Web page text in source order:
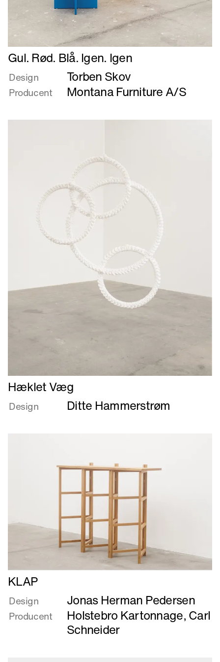
Læs
mere
om
Gul.
Rød.
Igen.
Gul. Rød. Blå. Igen. Igen
Design Torben Skov
Producent Montana Furniture A/S
Læs
mere
om
Hæklet Væg
Design Ditte Hammerstrøm
Læs
mere
om
KLAP
KLAP
Design Jonas Herman Pedersen
Producent Holstebro Kartonnage,Carl
Schneider